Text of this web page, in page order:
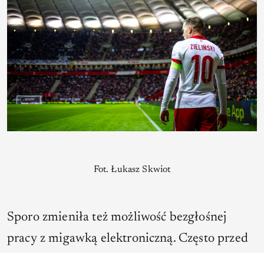
Fot. Łukasz Skwiot
Sporo zmieniła też możliwość bezgłośnej
pracy z migawką elektroniczną. Często przed